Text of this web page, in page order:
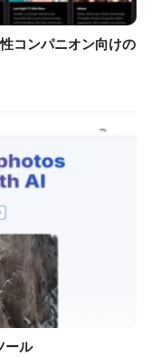
コンパニオン向けの
ール